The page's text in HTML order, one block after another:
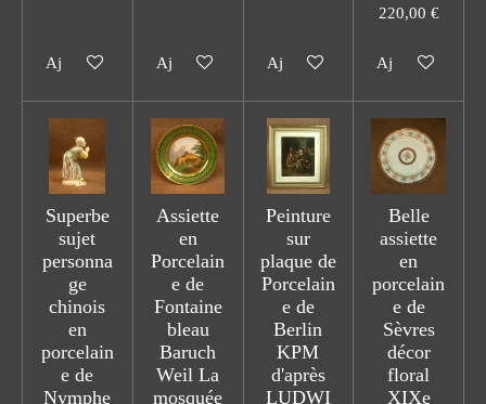
Ajouter au panierAjouter au panierAjouter au panier
220,00 €
Ajouter au
Superbe
sujet
personna
ge
chinois
en
porcelain
e de
Nymphe
Assiette
en
Porcelain
e de
Fontaine
bleau
Baruch
Weil La
mosquée
Peinture
sur
plaque de
Porcelain
e de
Berlin
KPM
d'après
LUDWI
Belle
assiette
en
porcelain
e de
Sèvres
décor
floral
XIXe